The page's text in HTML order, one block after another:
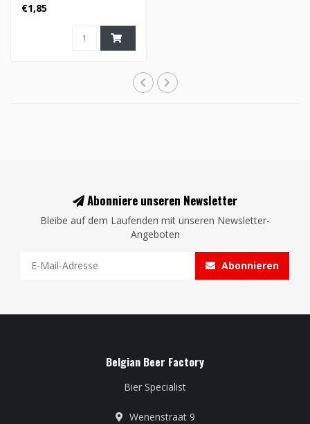
€1,85
Abonniere unseren Newsletter
Bleibe auf dem Laufenden mit unseren Newsletter-
Angeboten
Abonnieren
Belgian Beer Factory
Bier Specialist
Wenenstraat 9